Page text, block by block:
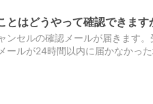
はどうやって確認できます
ンセルの確認メールが届きます
ールが24時間以内に届かなかっ